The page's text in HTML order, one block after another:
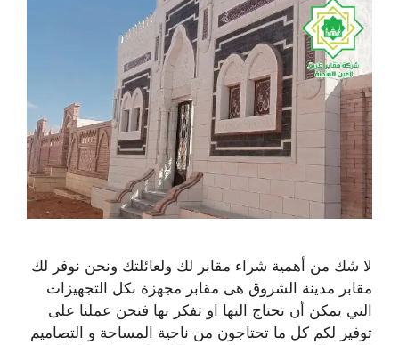
لا شك من أهمية شراء مقابر لك ولعائلتك ونحن نوفر لك
مقابر مدينة الشروق هى مقابر مجهزة بكل التجهيزات
التي يمكن أن تحتاج اليها او تفكر بها فنحن عملنا على
توفير لكم كل ما تحتاجون من ناحية المساحة و التصاميم